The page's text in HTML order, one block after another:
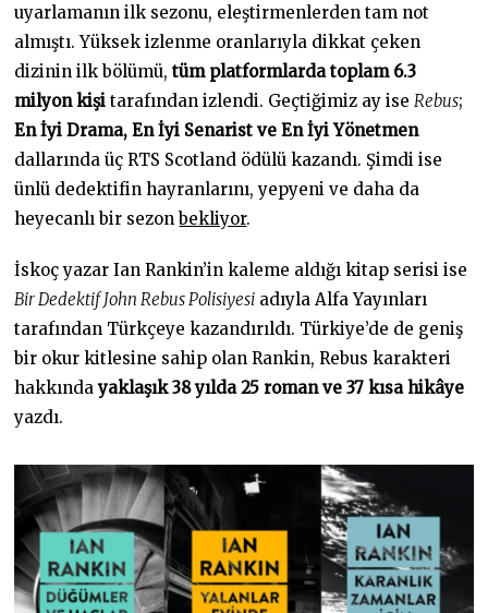
uyarlamanın ilk sezonu, eleştirmenlerden tam not
almıştı. Yüksek izlenme oranlarıyla dikkat çeken
dizinin ilk bölümü,tüm platformlarda toplam 6.3
milyon kişitarafından izlendi. Geçtiğimiz ay iseRebus;
En İyi Drama, En İyi Senarist ve En İyi Yönetmen
dallarında üç RTS Scotland ödülü kazandı. Şimdi ise
ünlü dedektifin hayranlarını, yepyeni ve daha da
heyecanlı bir sezonbekliyor.
İskoç yazar Ian Rankin’in kaleme aldığı kitap serisi ise
Bir Dedektif John Rebus Polisiyesi adıyla Alfa Yayınları
tarafından Türkçeye kazandırıldı. Türkiye’de de geniş
bir okur kitlesine sahip olan Rankin, Rebus karakteri
hakkındayaklaşık 38 yılda 25 roman ve 37 kısa hikâye
yazdı.